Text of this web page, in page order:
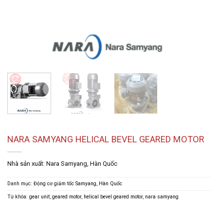
NARA SAMYANG HELICAL BEVEL GEARED MOTOR
Nhà sản xuất: Nara Samyang, Hàn Quốc
Danh mục: Động cơ giảm tốc Samyang, Hàn Quốc
Từ khóa: gear unit, geared motor, helical bevel geared motor, nara samyang